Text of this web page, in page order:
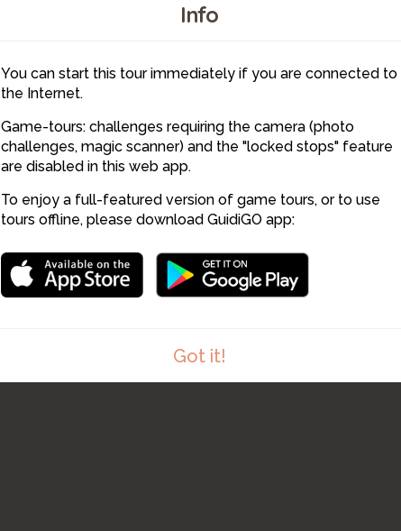
Info
You can start this tour immediately if you are connected to
the Internet.
Game-tours: challenges requiring the camera (photo
challenges, magic scanner) and the "locked stops" feature
are disabled in this web app.
To enjoy a full-featured version of game tours, or to use
tours offline, please download GuidiGO app:
Got it!
3
2